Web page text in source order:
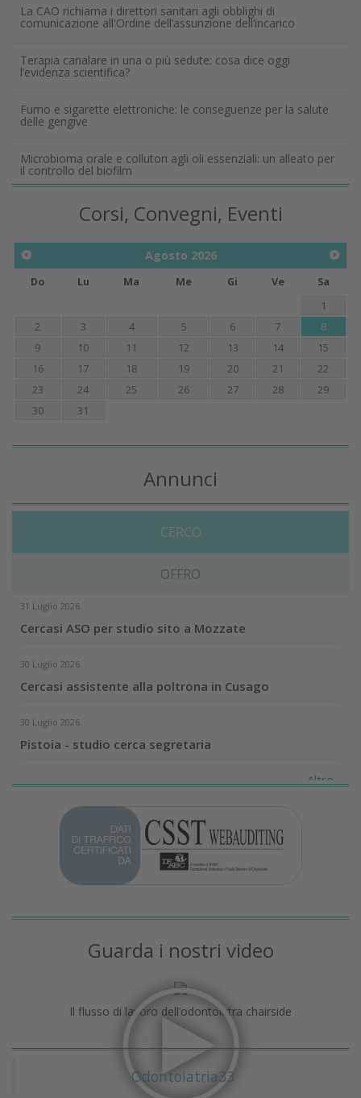
La CAO richiama i direttori sanitari agli obblighi di
comunicazione all'Ordine dell’assunzione dell’incarico
Terapia canalare in una o più sedute: cosa dice oggi
l’evidenza scientifica?
Fumo e sigarette elettroniche: le conseguenze per la salute
delle gengive
Microbioma orale e collutori agli oli essenziali: un alleato per
il controllo del biofilm
Corsi, Convegni, Eventi
Agosto 2026
Do Lu Ma Me Gi Ve
Sa
1
2
3 4 5 6 7
8
9
10 11 12 13 14
15
16
17 18 19 20 21
22
23
24 25 26 27 28
29
30
31
Annunci
CERCO
OFFRO
31 Luglio 2026
Cercasi ASO per studio sito a Mozzate
30 Luglio 2026
Cercasi assistente alla poltrona in Cusago
30 Luglio 2026
Pistoia - studio cerca segretaria
Altro...
Guarda i nostri video
Il flusso di lavoro dell’odontoiatra chairside
Odontoiatria33